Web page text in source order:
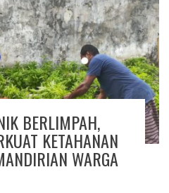
BERLIMPAH,
KETAHANAN
WARGA